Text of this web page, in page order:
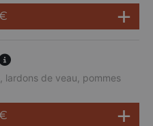
lardons de veau, pommes